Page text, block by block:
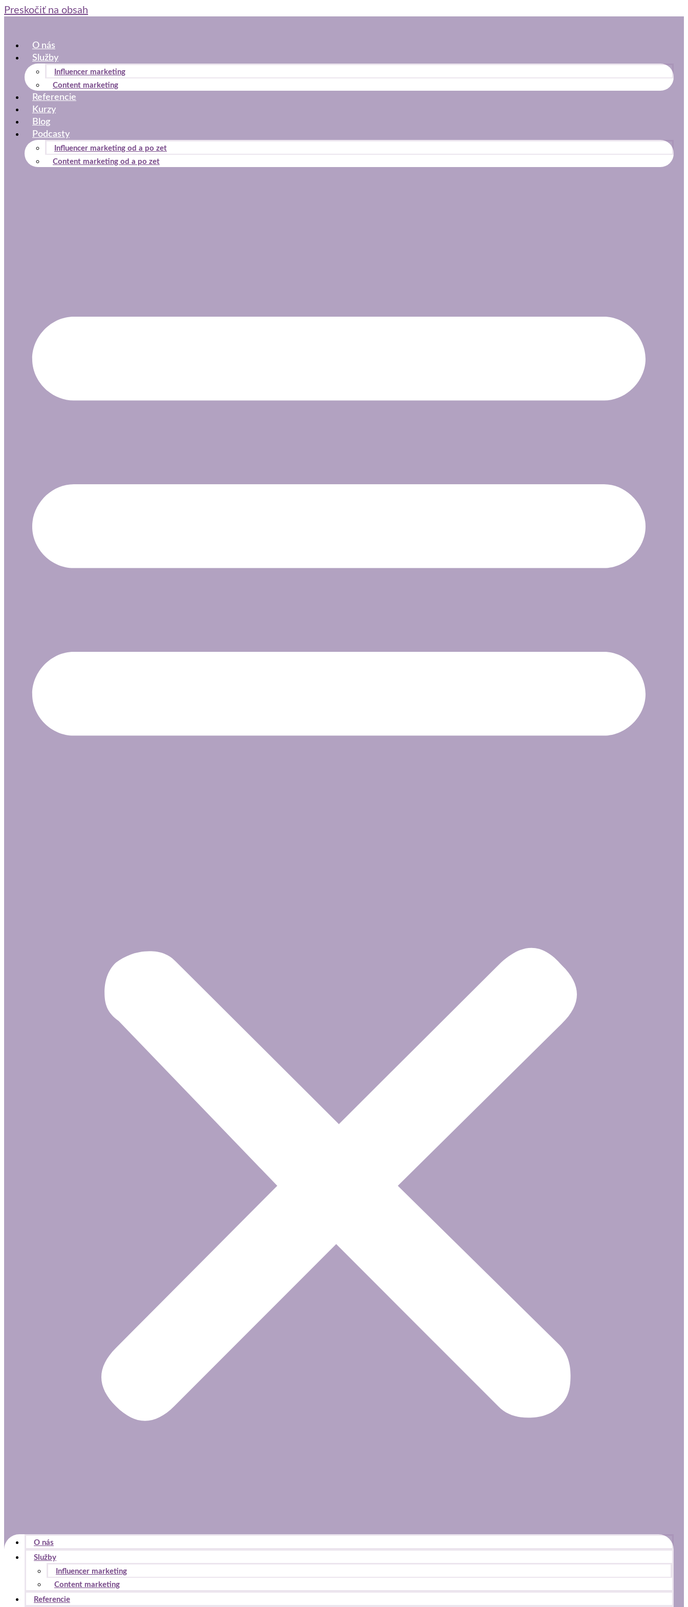
Preskočiť na obsah
O nás
Služby
Influencer marketing
Content marketing
Referencie
Kurzy
Blog
Podcasty
Influencer marketing od a po zet
Content marketing od a po zet
O nás
Služby
Influencer marketing
Content marketing
Referencie